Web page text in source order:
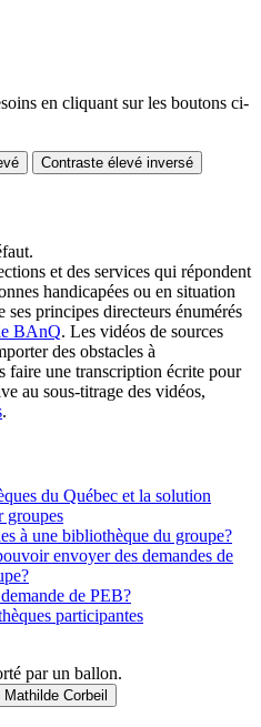
en cliquant sur les boutons ci-
Contraste élevé inversé
et des services qui répondent
handicapées ou en situation
ses principes directeurs énumérés
BAnQ. Les vidéos de sources
des obstacles à
faire une transcription écrite pour
au sous-titrage des vidéos,
.
du Québec et la solution
groupes
à une bibliothèque du groupe?
envoyer des demandes de
de PEB?
participantes
Mathilde Corbeil